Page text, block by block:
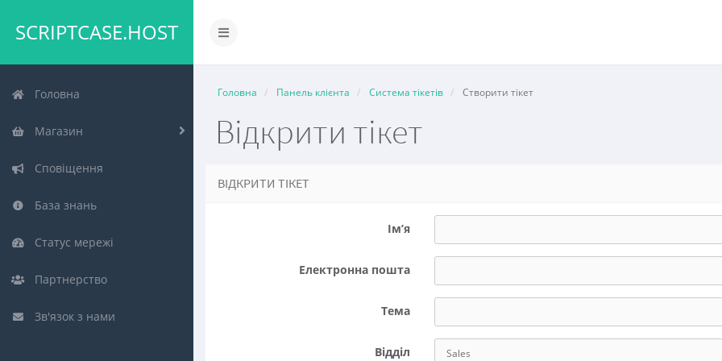
SCRIPTCASE.HOST
Переключити
Головна
Магазин
Сповіщення
База знань
Статус мережі
Партнерство
Зв'язок з нами
Головна Панель клієнта Система тікетів Створити тікет
Відкрити тікет
ВІДКРИТИ ТІКЕТ
Ім’я
Електронна пошта
Тема
Відділ